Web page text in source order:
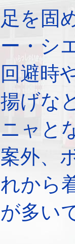
足を固
ー・シ
回避時
揚げな
ニャと
案外、
れから
が多い